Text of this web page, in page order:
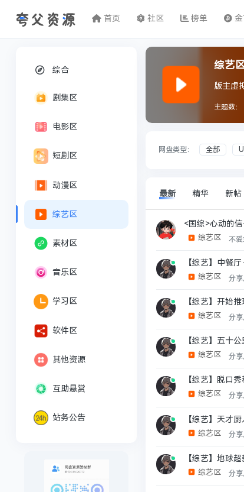
首页 社区 榜单 金
综合
剧集区
电影区
短剧区
动漫区
综艺区
素材区
音乐区
学习区
软件区
其他资源
互助悬赏
站务公告
综艺
版主虚
主题数：
网盘类型： 全部
最新 精华 新帖
<国综>心动的
综艺区 不
【综艺】中餐
综艺区 分
【综艺】开始
综艺区 分
【综艺】五十
综艺区 分
【综艺】脱口
综艺区 分
【综艺】天才
综艺区 分
【综艺】地球
综艺区 分